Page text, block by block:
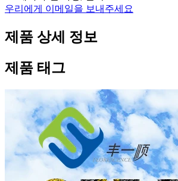
우리에게 이메일을 보내주세요
제품 상세 정보
제품 태그